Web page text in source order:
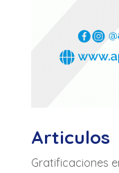
Articulos
Gratificaciones